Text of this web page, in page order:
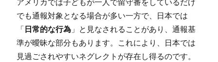
アメリカでは子どもが一人で留守番をしているだけ
でも通報対象となる場合が多い一方で、日本では
「 日常的な行為 」と見なされることがあり、通報基
準が曖昧な部分もあります。これにより、日本では
見過ごされやすいネグレクトが存在し得るのです。